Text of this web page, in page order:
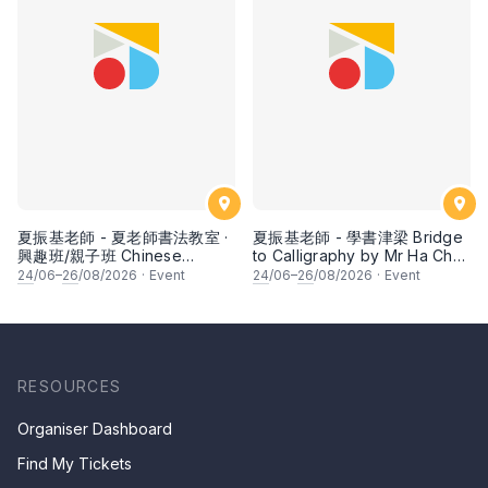
夏振基老師 - 夏老師書法教室 ·
興趣班/親子班 Chinese
Calligraphy Class for Parents
24/06–26/08/2026 · Event
夏振基老師 - 學書津梁 Bridge
to Calligraphy by Mr Ha Chan
Kee
24/06–26/08/2026 · Event
RESOURCES
Organiser Dashboard
Find My Tickets